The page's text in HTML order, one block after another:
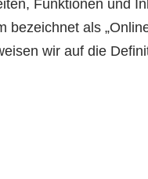
Funktionen und
als
wir auf die